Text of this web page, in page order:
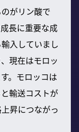
がリン酸で
長に重要な成
入していまし
現在はモロッ
。モロッコは
輸送コストが
昇につながっ